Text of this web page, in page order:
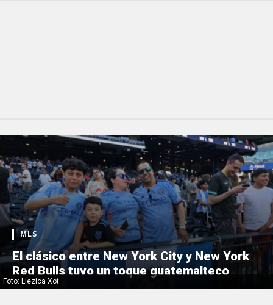
Foto: Llezica Xot
MLS
El clásico entre New York City y New York
Red Bulls tuvo un toque guatemalteco